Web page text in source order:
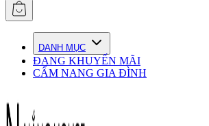
DANH MỤC
ĐANG KHUYẾN MÃI
CẨM NANG GIA ĐÌNH